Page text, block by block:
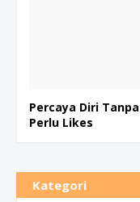
Percaya Diri Tanpa
Perlu Likes
Kategori